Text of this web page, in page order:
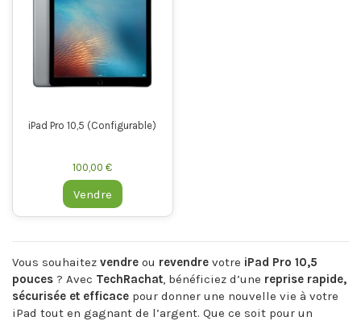
iPad Pro 10,5 (Configurable)
100,00 €
Vendre
Vous souhaitez vendre ou revendre votre iPad Pro 10,5
pouces ? Avec TechRachat, bénéficiez d’une reprise rapide,
sécurisée et efficace pour donner une nouvelle vie à votre
iPad tout en gagnant de l’argent. Que ce soit pour un